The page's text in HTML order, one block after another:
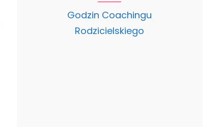
Godzin Coachingu
Rodzicielskiego